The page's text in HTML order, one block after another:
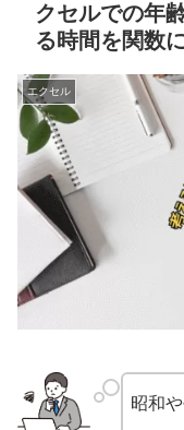
クセルでの年
る時間を関数
エクセル
昭和